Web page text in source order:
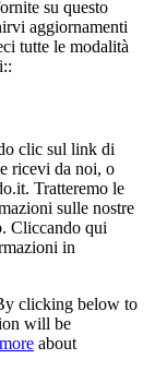
su questo
aggiornamenti
tutte le modalità
clic sul link di
ricevi da noi, o
Tratteremo le
sulle nostre
Cliccando qui
in
clicking below to
will be
about